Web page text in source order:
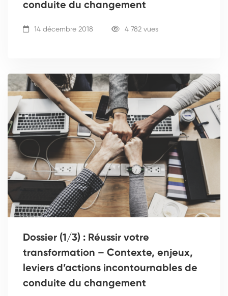
conduite du changement
14 décembre 2018 4 782 vues
Dossier (1/3) : Réussir votre
transformation – Contexte, enjeux,
leviers d’actions incontournables de
conduite du changement